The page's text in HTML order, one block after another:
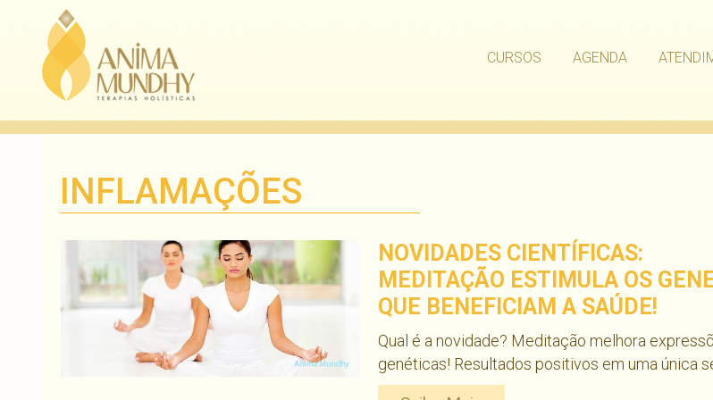
CURSOS AGENDA
INFLAMAÇÕES
NOVIDADES CIENTÍFICAS:
MEDITAÇÃO ESTIMULA OS
QUE BENEFICIAM A SAÚDE!
Qual é a novidade? Meditação melhora
genéticas! Resultados positivos em uma única